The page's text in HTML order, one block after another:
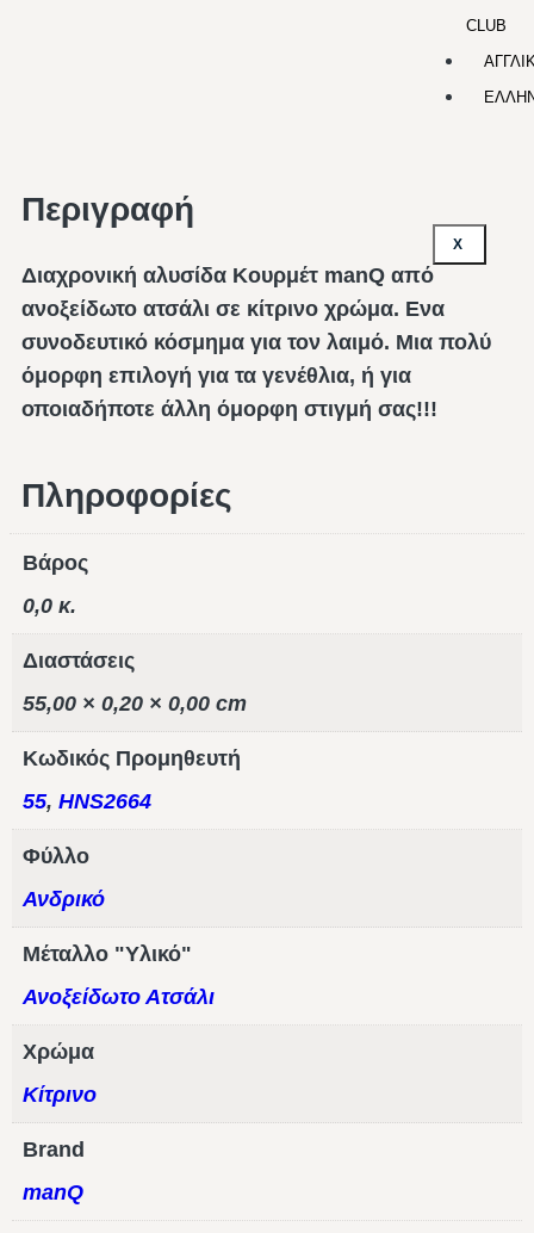
CLUB
X
Περιγραφή
Διαχρονική αλυσίδα Κουρμέτ manQ από
ανοξείδωτο ατσάλι σε κίτρινο χρώμα. Ενα
συνοδευτικό κόσμημα για τον λαιμό. Μια πολύ
όμορφη επιλογή για τα γενέθλια, ή για
οποιαδήποτε άλλη όμορφη στιγμή σας!!!
Πληροφορίες
Βάρος
0,0 κ.
Διαστάσεις
55,00 × 0,20 × 0,00 cm
Κωδικός Προμηθευτή
55, HNS2664
Φύλλο
Ανδρικό
Μέταλλο "Υλικό"
Ανοξείδωτο Ατσάλι
Χρώμα
Κίτρινο
Brand
manQ